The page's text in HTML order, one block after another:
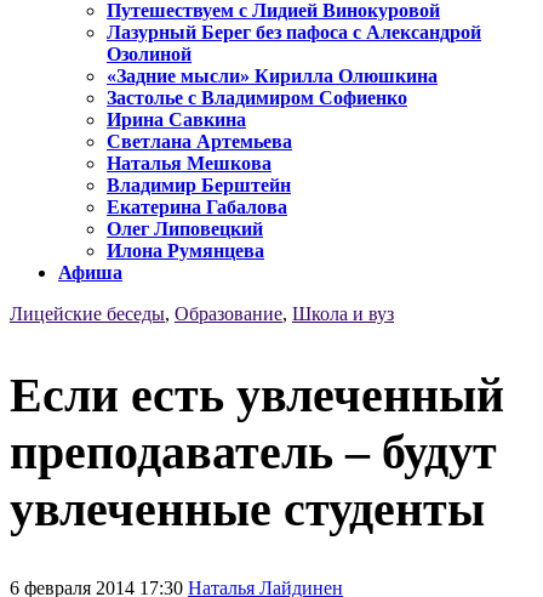
Путешествуем с Лидией Винокуровой
Лазурный Берег без пафоса с Александрой
Озолиной
«Задние мысли» Кирилла Олюшкина
Застолье с Владимиром Софиенко
Ирина Савкина
Светлана Артемьева
Наталья Мешкова
Владимир Берштейн
Екатерина Габалова
Олег Липовецкий
Илона Румянцева
Афиша
Лицейские беседы, Образование, Школа и вуз
Если есть увлеченный
преподаватель – будут
увлеченные студенты
6 февраля 2014 17:30 Наталья Лайдинен